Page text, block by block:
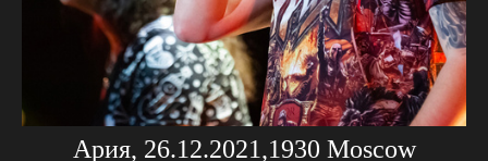
Ария, 26.12.2021,1930 Moscow